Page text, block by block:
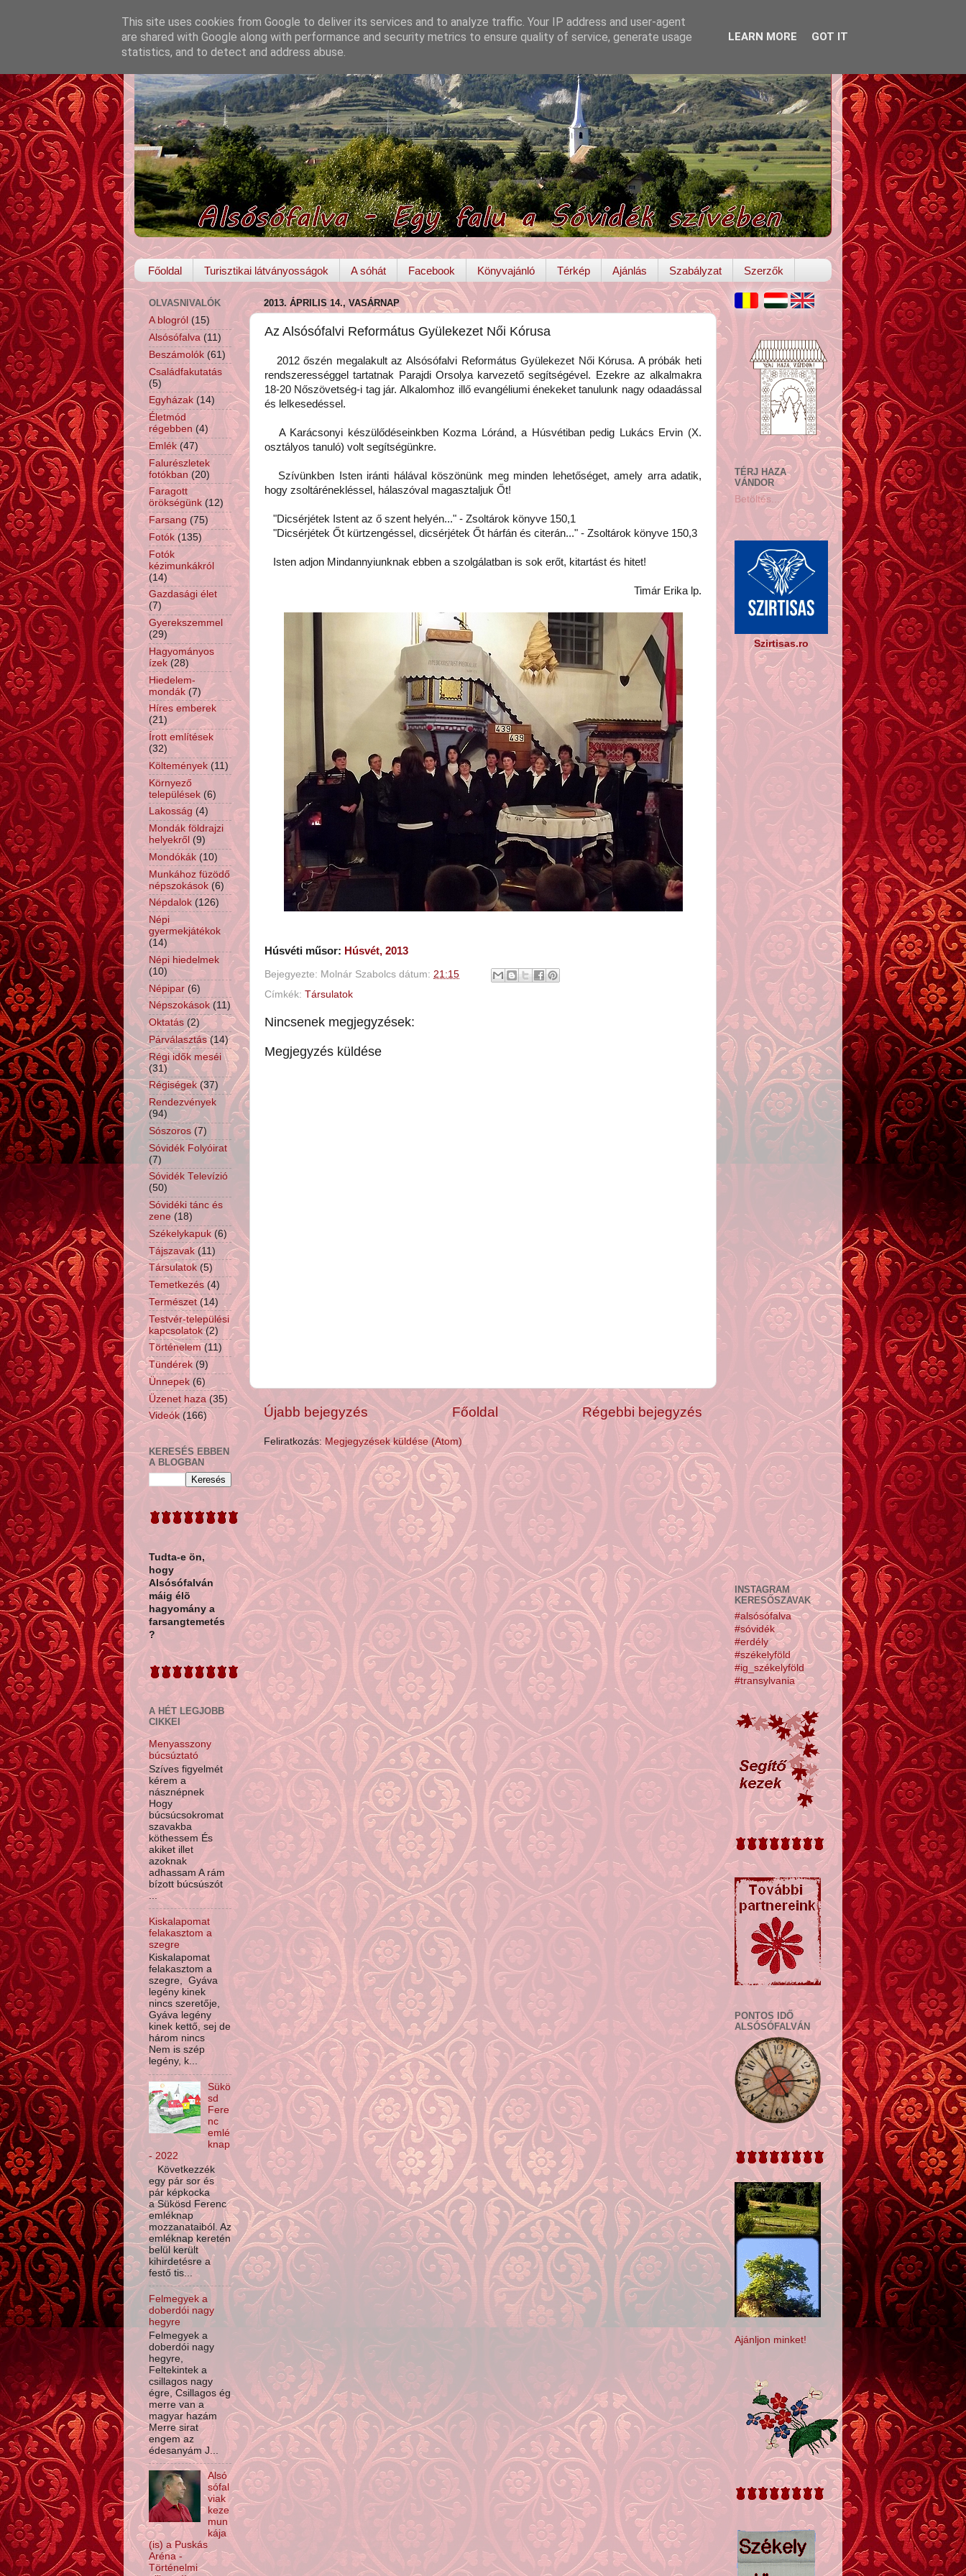
Főoldal Turisztikai látványosságok A sóhát Facebook Könyvajánló Térkép Ajánlás Szabályzat Szerzők
2013. ÁPRILIS 14., VASÁRNAP
Az Alsósófalvi Református Gyülekezet Női Kórusa
2012 őszén megalakult az Alsósófalvi Református Gyülekezet Női Kórusa. A próbák heti
rendszerességgel tartatnak Parajdi Orsolya karvezető segítségével. Ezekre az alkalmakra
18-20 Nőszövetség-i tag jár. Alkalomhoz illő evangéliumi énekeket tanulunk nagy odaadással
és lelkesedéssel.
A Karácsonyi készülődéseinkben Kozma Lóránd, a Húsvétiban pedig Lukács Ervin (X.
osztályos tanuló) volt segítségünkre.
Szívünkben Isten iránti hálával köszönünk meg minden lehetőséget, amely arra adatik,
hogy zsoltárénekléssel, hálaszóval magasztaljuk Őt!
"Dicsérjétek Istent az ő szent helyén..." - Zsoltárok könyve 150,1
"Dicsérjétek Őt kürtzengéssel, dicsérjétek Őt hárfán és citerán..." - Zsoltárok könyve 150,3
Isten adjon Mindannyiunknak ebben a szolgálatban is sok erőt, kitartást és hitet!
Timár Erika lp.
Húsvéti műsor: Húsvét, 2013
Bejegyezte: Molnár Szabolcs dátum: 21:15
Címkék: Társulatok
Nincsenek megjegyzések:
Megjegyzés küldése
Újabb bejegyzés Régebbi bejegyzés
Főoldal
Feliratkozás: Megjegyzések küldése (Atom)
OLVASNIVALÓK
A blogról (15)
Alsósófalva (11)
Beszámolók (61)
Családfakutatás
(5)
Egyházak (14)
Életmód
régebben (4)
Emlék (47)
Falurészletek
fotókban (20)
Faragott
örökségünk (12)
Farsang (75)
Fotók (135)
Fotók
kézimunkákról
(14)
Gazdasági élet
(7)
Gyerekszemmel
(29)
Hagyományos
ízek (28)
Hiedelem-
mondák (7)
Híres emberek
(21)
Írott említések
(32)
Költemények (11)
Környező
települések (6)
Lakosság (4)
Mondák földrajzi
helyekről (9)
Mondókák (10)
Munkához füzödő
népszokások (6)
Népdalok (126)
Népi
gyermekjátékok
(14)
Népi hiedelmek
(10)
Népipar (6)
Népszokások (11)
Oktatás (2)
Párválasztás (14)
Régi idők meséi
(31)
Régiségek (37)
Rendezvények
(94)
Sószoros (7)
Sóvidék Folyóirat
(7)
Sóvidék Televízió
(50)
Sóvidéki tánc és
zene (18)
Székelykapuk (6)
Tájszavak (11)
Társulatok (5)
Temetkezés (4)
Természet (14)
Testvér-települési
kapcsolatok (2)
Történelem (11)
Tündérek (9)
Ünnepek (6)
Üzenet haza (35)
Videók (166)
KERESÉS EBBEN
A BLOGBAN
Tudta-e ön,
hogy
Alsósófalván
máig élõ
hagyomány a
farsangtemetés
?
A HÉT LEGJOBB
CIKKEI
Menyasszony
búcsúztató
Szíves figyelmét
kérem a
násznépnek
Hogy
búcsúcsokromat
szavakba
köthessem És
akiket illet
azoknak
adhassam A rám
bízott búcsúszót
...
Kiskalapomat
felakasztom a
szegre
Kiskalapomat
felakasztom a
szegre, Gyáva
legény kinek
nincs szeretője,
Gyáva legény
kinek kettő, sej de
három nincs
Nem is szép
legény, k...
Sükö
sd
Fere
nc
emlé
knap
- 2022
Következzék
egy pár sor és
pár képkocka
a Sükösd Ferenc
emléknap
mozzanataiból. Az
emléknap keretén
belül került
kihirdetésre a
festő tis...
Felmegyek a
doberdói nagy
hegyre
Felmegyek a
doberdói nagy
hegyre,
Feltekintek a
csillagos nagy
égre, Csillagos ég
merre van a
magyar hazám
Merre sirat
engem az
édesanyám J...
Alsó
sófal
viak
keze
mun
kája
(is) a Puskás
Aréna -
Történelmi
TÉRJ HAZA
VÁNDOR
Betöltés...
Szirtisas.ro
INSTAGRAM
KERESŐSZAVAK
#alsósófalva
#sóvidék
#erdély
#székelyföld
#ig_székelyföld
#transylvania
PONTOS IDŐ
ALSÓSÓFALVÁN
Ajánljon minket!
This site uses cookies from Google to deliver its services and to analyze traffic. Your IP address and user-agent
are shared with Google along with performance and security metrics to ensure quality of service, generate usage
statistics, and to detect and address abuse.
LEARN MORE GOT IT